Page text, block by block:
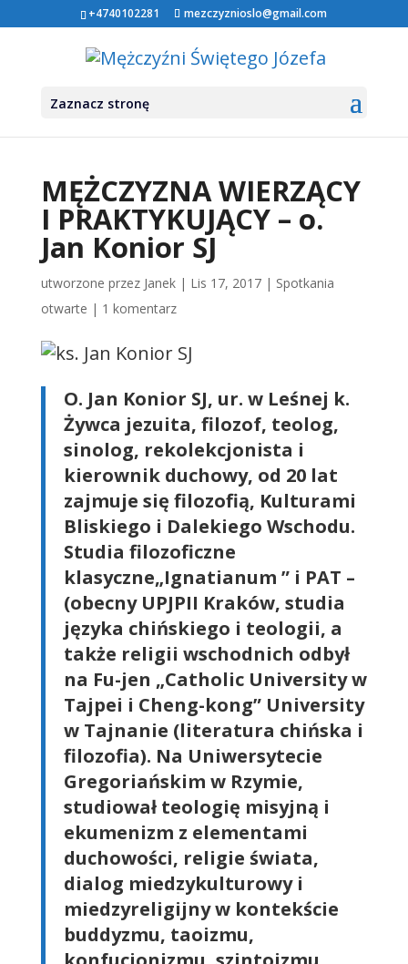
+4740102281 mezczyznioslo@gmail.com
Zaznacz stronę
MĘŻCZYZNA WIERZĄCY
I PRAKTYKUJĄCY – o.
Jan Konior SJ
utworzone przez Janek| Lis 17, 2017| Spotkania
otwarte | 1 komentarz
O. Jan Konior SJ, ur. w Leśnej k.
Żywca jezuita, filozof, teolog,
sinolog, rekolekcjonista i
kierownik duchowy, od 20 lat
zajmuje się filozofią, Kulturami
Bliskiego i Dalekiego Wschodu.
Studia filozoficzne
klasyczne„Ignatianum ” i PAT –
(obecny UPJPII Kraków, studia
języka chińskiego i teologii, a
także religii wschodnich odbył
na Fu-jen „Catholic University w
Tajpei i Cheng-kong” University
w Tajnanie (literatura chińska i
filozofia). Na Uniwersytecie
Gregoriańskim w Rzymie,
studiował teologię misyjną i
ekumenizm z elementami
duchowości, religie świata,
dialog miedzykulturowy i
miedzyreligijny w kontekście
buddyzmu, taoizmu,